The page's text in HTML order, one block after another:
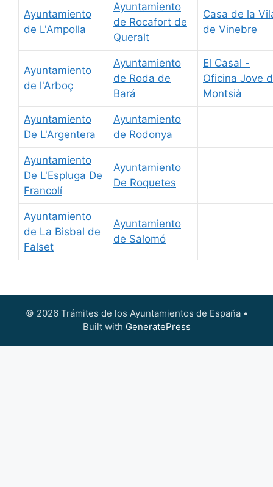
Ayuntamiento
de L'Ampolla
Ayuntamiento
de Rocafort de
Queralt
Casa de la
de Vinebre
Ayuntamiento
de l'Arboç
Ayuntamiento
de Roda de
Bará
El Casal -
Oficina Jove
Montsià
Ayuntamiento
De L'Argentera
Ayuntamiento
de Rodonya
Ayuntamiento
De L'Espluga De
Francolí
Ayuntamiento
De Roquetes
Ayuntamiento
de La Bisbal de
Falset
Ayuntamiento
de Salomó
© 2026 Trámites de los Ayuntamientos de España•
Built with GeneratePress